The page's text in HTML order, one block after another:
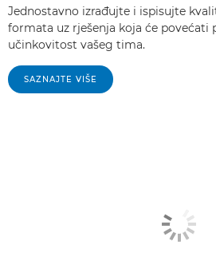
Jednostavno izrađujte i ispisujte
formata uz rješenja koja će povećati
učinkovitost vašeg tima.
SAZNAJTE VIŠE